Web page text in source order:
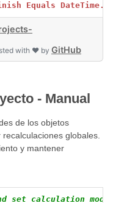
Equals
with ❤ by GitHub
- Manual
de los objetos
globales.
y mantener
set calculation mode